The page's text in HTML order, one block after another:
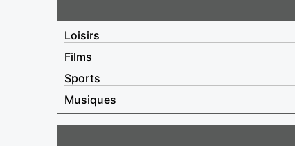
Loisirs
Films
Sports
Musiques